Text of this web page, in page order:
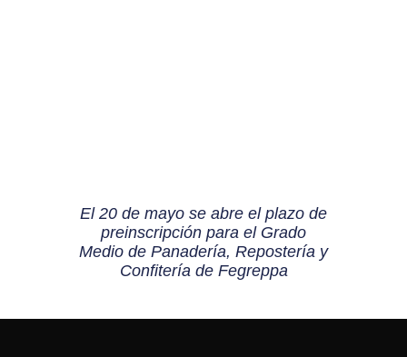
El 20 de mayo se abre el plazo de
preinscripción para el Grado
Medio de Panadería, Repostería y
Confitería de Fegreppa